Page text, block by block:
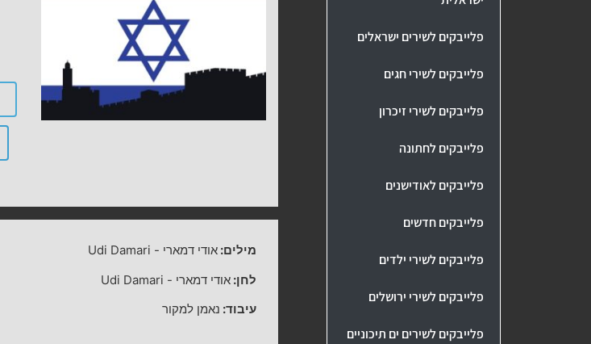
פלייבקים לשירים ישראלים
פלייבקים לשירי חגים
פלייבקים לשירי זיכרון
פלייבקים לחתונה
פלייבקים לאודישנים
פלייבקים חדשים
פלייבקים לשירי ילדים
פלייבקים לשירי ירושלים
פלייבקים לשירים ים תיכוניים
מילים: אודי דמארי -
Udi Damari
לחן: אודי דמארי -
Udi Damari
עיבוד: נאמן למקור